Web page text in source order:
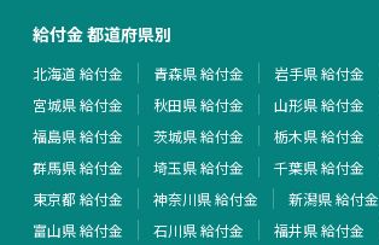
給付金 都道府県別
北海道 給付金 青森県 給付金
岩手県 給付金
宮城県 給付金
秋田県 給付金
山形県 給付金
福島県 給付金
茨城県 給付金
栃木県 給付金
群馬県 給付金
埼玉県 給付金
千葉県 給付金
東京都 給付金
神奈川県 給付金
新潟県 給付金
富山県 給付金
石川県 給付金
福井県 給付金